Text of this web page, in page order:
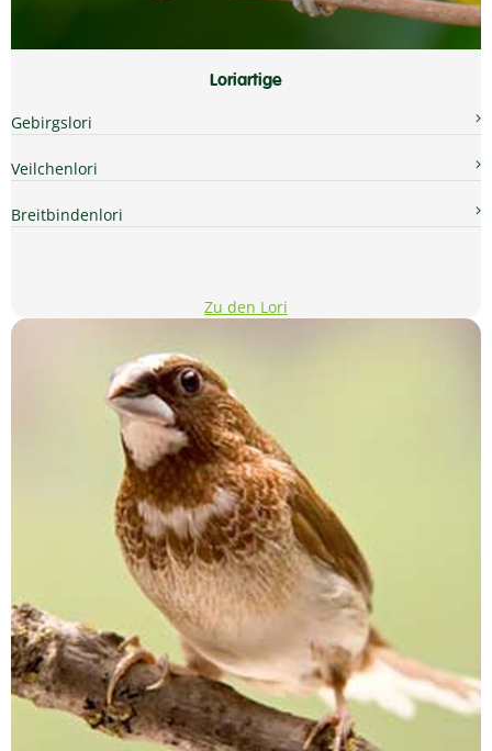
Loriartige
Gebirgslori
Veilchenlori
Breitbindenlori
Zu den Lori